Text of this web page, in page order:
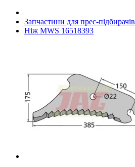
Запчастини для прес-підбирачів
Ніж MWS 16518393